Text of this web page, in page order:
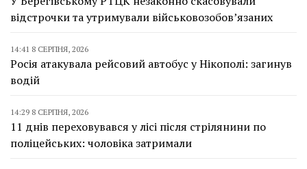
відстрочки та утримували військовозобов’язаних
14:41 8 СЕРПНЯ, 2026
Росія атакувала рейсовий автобус у Нікополі: загинув
водій
14:29 8 СЕРПНЯ, 2026
11 днів переховувався у лісі після стрілянини по
поліцейських: чоловіка затримали